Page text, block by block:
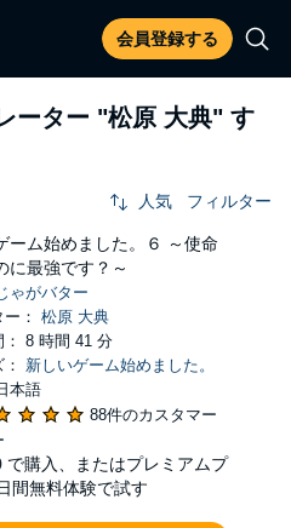
会員登録する
ーター "松原 大典" す
人気 フィルター
ーム始めました。６ ～使命
に最強です？～
ゃがバター
： 松原 大典
： 8 時間 41 分
新しいゲーム始めました。
本語
88件のカスタマー
で購入、またはプレミアムプ
間無料体験で試す